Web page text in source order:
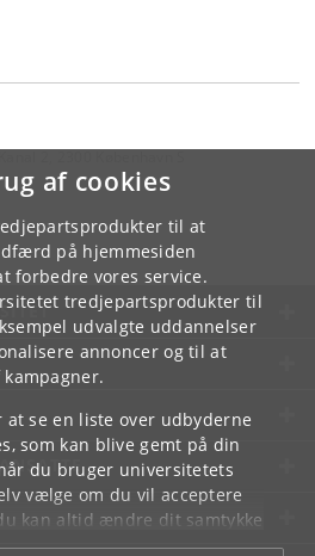
af cookies
til at
på hjemmesiden
forbedre vores service.
tredjepartsprodukter til
udvalgte uddannelser
annoncer og til at
at se en liste over udbyderne
som kan blive gemt på din
du bruger universitetets
vælge om du vil acceptere
kan altid ændre dit samtykke
som du finder i